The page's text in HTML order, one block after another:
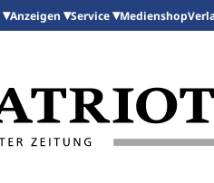
Anzeigen Service Medienshop